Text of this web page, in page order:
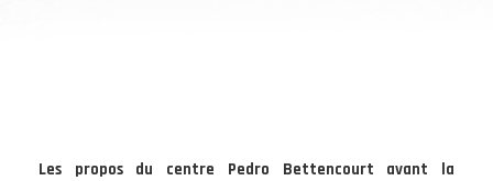
Les propos du centre Pedro Bettencourt avant la